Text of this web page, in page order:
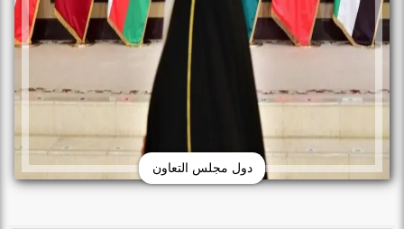
دول مجلس التعاون